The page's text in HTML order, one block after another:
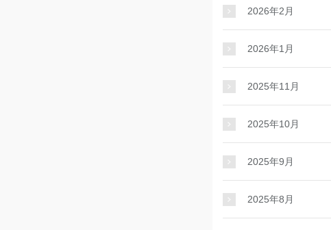
2026年2月
2026年1月
2025年11月
2025年10月
2025年9月
2025年8月